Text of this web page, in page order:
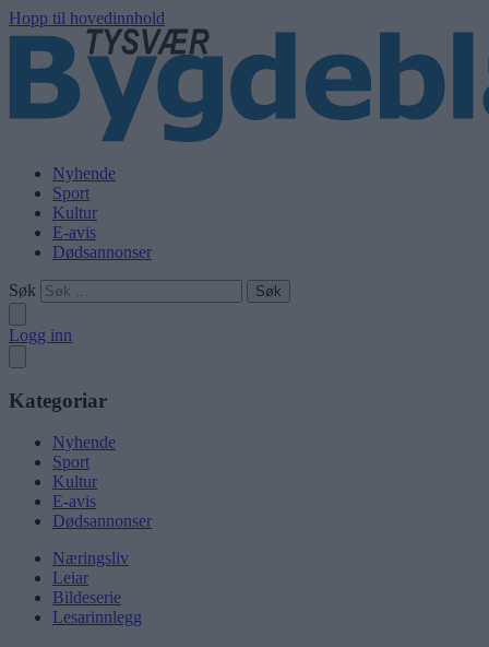
Hopp til hovedinnhold
Nyhende
Sport
Kultur
E-avis
Dødsannonser
Søk
Logg inn
Kategoriar
Nyhende
Sport
Kultur
E-avis
Dødsannonser
Næringsliv
Leiar
Bildeserie
Lesarinnlegg